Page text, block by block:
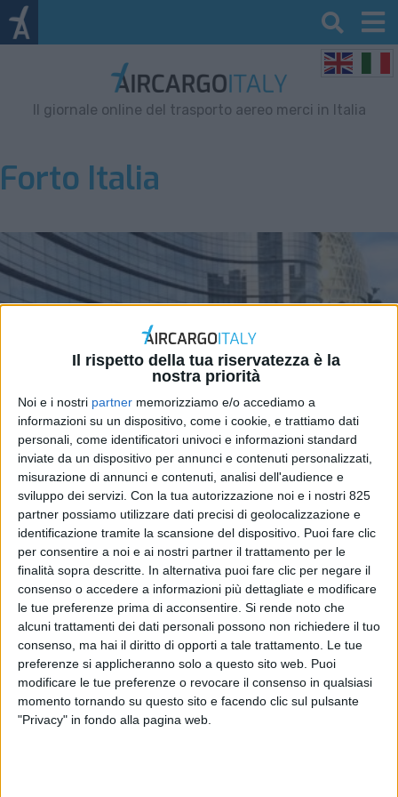
Il rispetto della tua riservatezza è la
nostra priorità
Noi e i nostri partner memorizziamo e/o accediamo a
informazioni su un dispositivo, come i cookie, e trattiamo dati
personali, come identificatori univoci e informazioni standard
inviate da un dispositivo per annunci e contenuti personalizzati,
misurazione di annunci e contenuti, analisi dell'audience e
sviluppo dei servizi. Con la tua autorizzazione noi e i nostri 825
partner possiamo utilizzare dati precisi di geolocalizzazione e
identificazione tramite la scansione del dispositivo. Puoi fare clic
per consentire a noi e ai nostri partner il trattamento per le
finalità sopra descritte. In alternativa puoi fare clic per negare il
consenso o accedere a informazioni più dettagliate e modificare
le tue preferenze prima di acconsentire. Si rende noto che
alcuni trattamenti dei dati personali possono non richiedere il tuo
consenso, ma hai il diritto di opporti a tale trattamento. Le tue
preferenze si applicheranno solo a questo sito web. Puoi
modificare le tue preferenze o revocare il consenso in qualsiasi
momento tornando su questo sito e facendo clic sul pulsante
"Privacy" in fondo alla pagina web.
Il giornale online del trasporto aereo merci in Italia
Forto Italia
Forto Italia punta sugli Usa e
sul cargo aereo per il 2024
ITALIA 28 GIUGNO 2024